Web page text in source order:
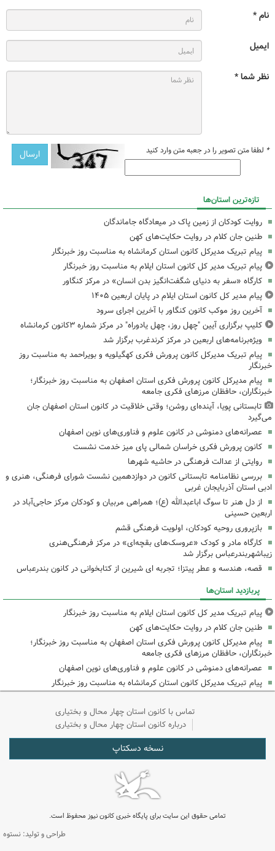
نام *
ایمیل
نظر شما *
* لطفا متن تصویر را در جعبه متن وارد کنید
تازه‌ترین استان‌ها
روایت کودکان از زمین پاک در میعادگاه جاماندگان
طنین جان کلام در روایت حکایت‌های کهن
پیام تبریک مدیرکل کانون استان کرمانشاه به مناسبت روز خبرنگار
پیام تبریک مدیر کل کانون استان ایلام به مناسبت روز خبرنگار
کارگاه «سفر به دنیای شگفت‌انگیز بدن انسان» در مرکز کنگاور
پیام مدیر کل کانون استان ایلام در پایان اربعین ۱۴۰۵
آخرین روز موکب کانون کنگاور با آخرین اجرای سرود
کلیپ برگزاری آیین "چهل روز، چهل یادوراه" در مرکز شماره ۳کانون کرمانشاه
ویژه‌برنامه‌های اربعین در مرکز کرندغرب برگزار شد
پیام تبریک مدیرکل کانون پرورش فکری کهگیلویه و بویراحمد به مناسبت روز
خبرنگار
پیام مدیرکل کانون پرورش فکری استان اصفهان به مناسبت روز خبرنگار؛
خبرنگاران، حافظان مرزهای فکری جامعه
تابستانی پویا، آینده‌ای روشن؛ وقتی خلاقیت در کانون استان اصفهان جان
می‌گیرد
عصرانه‌های دمنوشی در کانون علوم و فناوری‌های نوین اصفهان
کانون پرورش فکری خراسان شمالی پای میز خدمت نشست
روایتی از عدالت فرهنگی در حاشیه شهرها
بررسی نظامنامه تابستانی کانون در دوازدهمین نشست شورای فرهنگی، هنری و
ادبی استان آذربایجان غربی
از دل هنر تا سوگ اباعبدالله (ع)؛ همراهی مربیان و کودکان مرکز حاجی‌آباد در
اربعین حسینی
بازپروری روحیه کودکان، اولویت فرهنگی قشم
کارگاه مادر و کودک «عروسک‌های بقچه‌ای» در مرکز فرهنگی‌هنری
زیباشهربندرعباس برگزار شد
قصه، هندسه و عطر پیتزا؛ تجربه ای شیرین از کتابخوانی در کانون بندرعباس
پربازدید استان‌ها
پیام تبریک مدیر کل کانون استان ایلام به مناسبت روز خبرنگار
طنین جان کلام در روایت حکایت‌های کهن
پیام مدیرکل کانون پرورش فکری استان اصفهان به مناسبت روز خبرنگار؛
خبرنگاران، حافظان مرزهای فکری جامعه
عصرانه‌های دمنوشی در کانون علوم و فناوری‌های نوین اصفهان
پیام تبریک مدیرکل کانون استان کرمانشاه به مناسبت روز خبرنگار
تماس با کانون استان چهار محال و بختیاری
درباره کانون استان چهار محال و بختیاری
نسخه دسکتاپ
تمامی حقوق این سایت برای پایگاه خبری کانون نیوز محفوظ است.
طراحی و تولید: نستوه